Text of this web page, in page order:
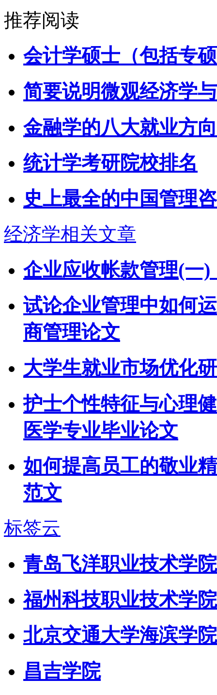
推荐阅读
会计学硕士（包括专
简要说明微观经济学
金融学的八大就业方
统计学考研院校排名
史上最全的中国管理
经济学相关文章
企业应收帐款管理(一)
试论企业管理中如何
商管理论文
大学生就业市场优化
护士个性特征与心理
医学专业毕业论文
如何提高员工的敬业
范文
标签云
青岛飞洋职业技术学院
福州科技职业技术学院
北京交通大学海滨学院
昌吉学院